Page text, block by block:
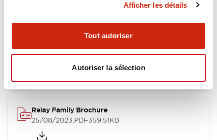
Afficher les détails
Tout autoriser
Autoriser la sélection
Approbations Et Normes
RH Series Power Relays
12/05/2026.PDF450.14KB
Relay Family Brochure
25/08/2023.PDF359.51KB